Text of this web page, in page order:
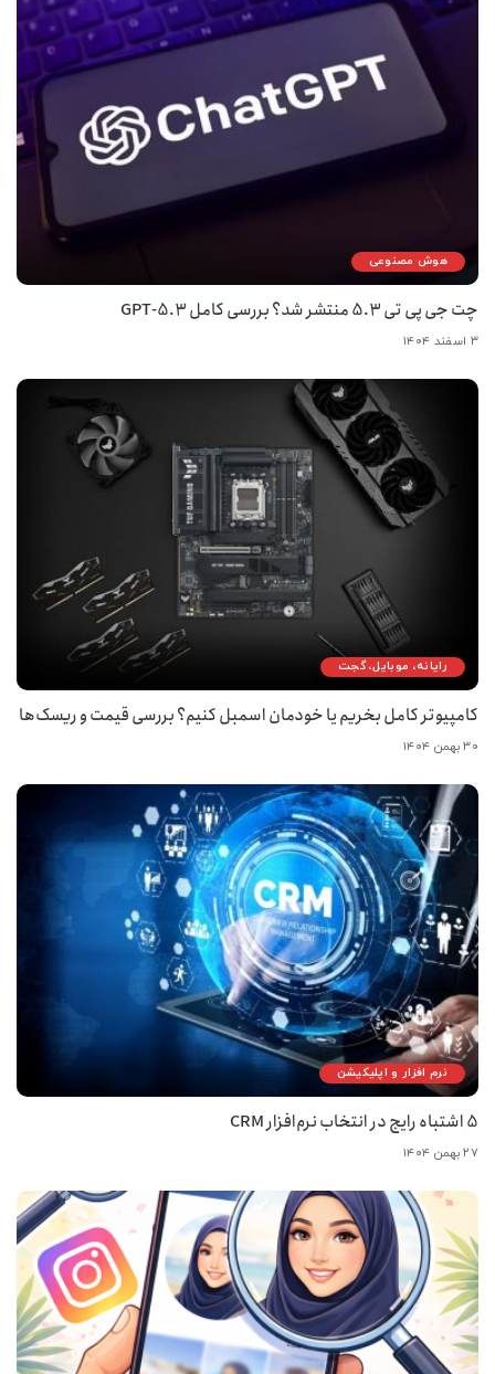
هوش مصنوعی
چت جی پی تی 5.3 منتشر شد؟ بررسی کامل GPT-5.3
۳ اسفند ۱۴۰۴
رایانه، موبایل، گجت
کامپیوتر کامل بخریم یا خودمان اسمبل کنیم؟ بررسی قیمت و ریسک‌ها
۳۰ بهمن ۱۴۰۴
نرم افزار و اپلیکیشن
5 اشتباه رایج در انتخاب نرم‌افزار CRM
۲۷ بهمن ۱۴۰۴